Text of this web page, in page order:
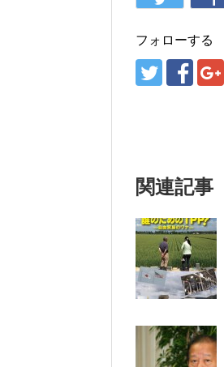
フォローする
関連記事